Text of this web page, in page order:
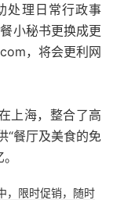
处理日常行政事
小秘书更换成更
，将会更利网
上海，整合了高
“餐厅及美食的免
，限时促销，随时